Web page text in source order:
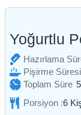
Yoğurtlu
Hazırlama
Pişirme Süresi
Toplam Süre
Porsiyon :6